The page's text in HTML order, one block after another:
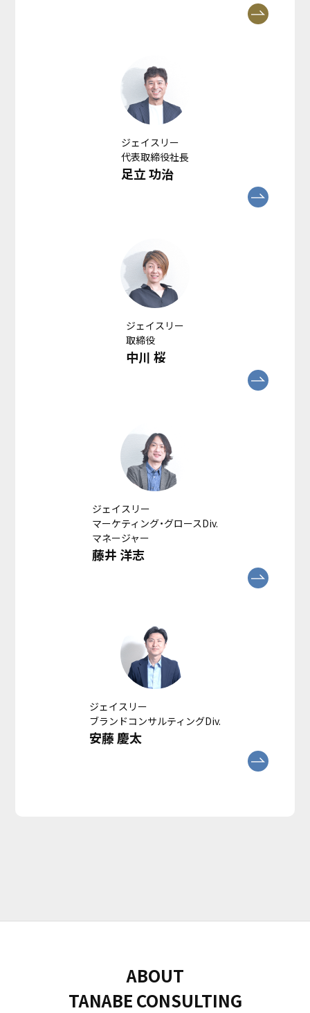
ジェイスリー
代表取締役社長
足立 功治
ジェイスリー
取締役
中川 桜
ジェイスリー
マーケティング・グロースDiv.
マネージャー
藤井 洋志
ジェイスリー
ブランドコンサルティングDiv.
安藤 慶太
ABOUT
TANABE CONSULTING